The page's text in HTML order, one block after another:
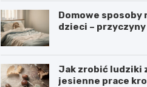
Domowe sposoby
dzieci –
Jak zrobić ludziki
jesienne prace